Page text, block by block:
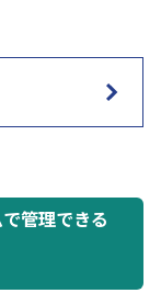
管理できる